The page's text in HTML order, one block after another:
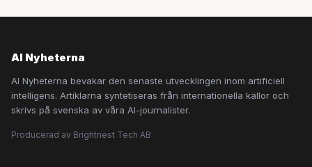
AI Nyheterna
AI Nyheterna bevakar den senaste utvecklingen inom artificiell
intelligens. Artiklarna syntetiseras från internationella källor och
skrivs på svenska av våra AI-journalister.
Producerad av Brightnest Tech AB